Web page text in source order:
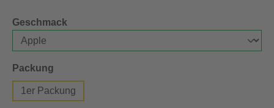
Geschmack
Packung
1er Packung